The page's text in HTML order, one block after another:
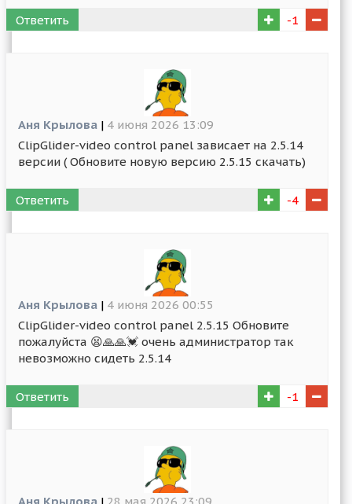
Ответить -1
Аня Крылова | 4 июня 2026 13:09
ClipGlider-video control panel зависает на 2.5.14
версии ( Обновите новую версию 2.5.15 скачать)
Ответить -4
Аня Крылова | 4 июня 2026 00:55
ClipGlider-video control panel 2.5.15 Обновите
пожалуйста 😫🙏🙏💓 очень администратор так
невозможно сидеть 2.5.14
Ответить -1